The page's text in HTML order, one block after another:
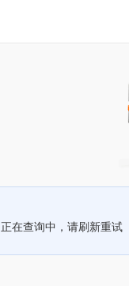
正在查询中，请刷新重试